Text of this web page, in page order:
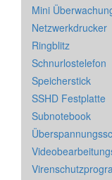
Mini
Netzwerkdrucker
Ringblitz
Schnurlostelefon
Speicherstick
SSHD Festplatte
Subnotebook